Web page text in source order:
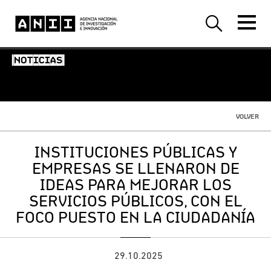
-NOTICIAS-
VOLVER
INSTITUCIONES PÚBLICAS Y
EMPRESAS SE LLENARON DE
IDEAS PARA MEJORAR LOS
SERVICIOS PÚBLICOS, CON EL
FOCO PUESTO EN LA CIUDADANÍA
29.10.2025